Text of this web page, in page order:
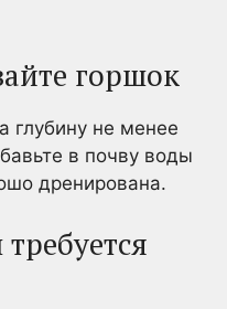
горшок
глубину не менее
в почву воды
дренирована.